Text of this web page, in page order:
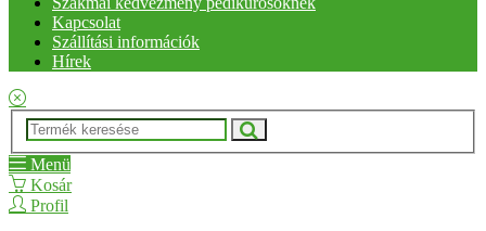
Kapcsolat
Szállítási információk
Hírek
Menü
Kosár
Profil